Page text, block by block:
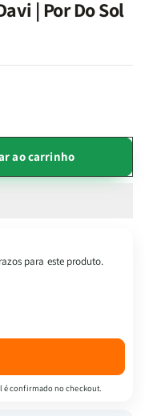
| Por Do Sol
ao carrinho
para este produto.
é confirmado no checkout.